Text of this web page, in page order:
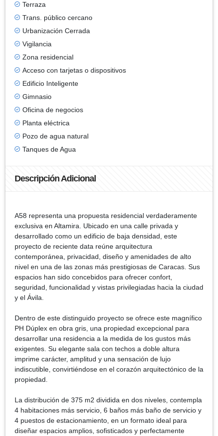
Terraza
Trans. público cercano
Urbanización Cerrada
Vigilancia
Zona residencial
Acceso con tarjetas o dispositivos
Edificio Inteligente
Gimnasio
Oficina de negocios
Planta eléctrica
Pozo de agua natural
Tanques de Agua
Descripción Adicional
A58 representa una propuesta residencial verdaderamente
exclusiva en Altamira. Ubicado en una calle privada y
desarrollado como un edificio de baja densidad, este
proyecto de reciente data reúne arquitectura
contemporánea, privacidad, diseño y amenidades de alto
nivel en una de las zonas más prestigiosas de Caracas. Sus
espacios han sido concebidos para ofrecer confort,
seguridad, funcionalidad y vistas privilegiadas hacia la ciudad
y el Ávila.
Dentro de este distinguido proyecto se ofrece este magnífico
PH Dúplex en obra gris, una propiedad excepcional para
desarrollar una residencia a la medida de los gustos más
exigentes. Su elegante sala con techos a doble altura
imprime carácter, amplitud y una sensación de lujo
indiscutible, convirtiéndose en el corazón arquitectónico de la
propiedad.
La distribución de 375 m2 dividida en dos niveles, contempla
4 habitaciones más servicio, 6 baños más baño de servicio y
4 puestos de estacionamiento, en un formato ideal para
diseñar espacios amplios, sofisticados y perfectamente